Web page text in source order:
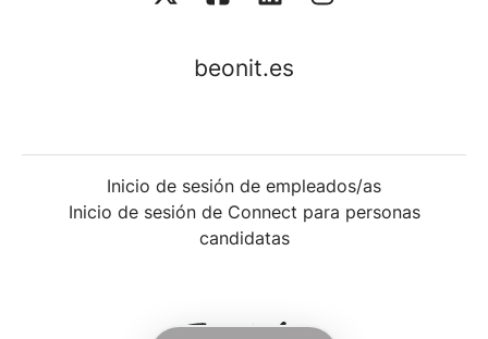
beonit.es
Inicio de sesión de empleados/as
Inicio de sesión de Connect para personas
candidatas